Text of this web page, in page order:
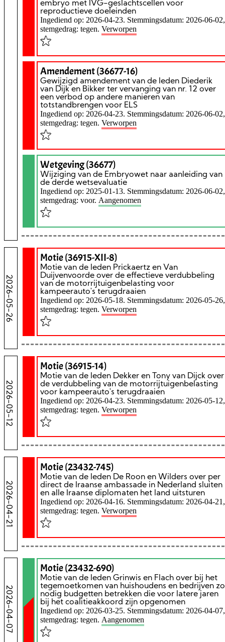
embryo met IVG-geslachtscellen voor
reproductieve doeleinden
Ingediend op: 2026-04-23. Stemmingsdatum: 2026-06-02,
stemgedrag: tegen. Verworpen
Amendement (36677-16)
Gewijzigd amendement van de leden Diederik
van Dijk en Bikker ter vervanging van nr. 12 over
een verbod op andere manieren van
totstandbrengen voor ELS
Ingediend op: 2026-04-23. Stemmingsdatum: 2026-06-02,
stemgedrag: tegen. Verworpen
Wetgeving (36677)
Wijziging van de Embryowet naar aanleiding van
de derde wetsevaluatie
Ingediend op: 2025-01-13. Stemmingsdatum: 2026-06-02,
stemgedrag: voor. Aangenomen
2026-05-26
Motie (36915-XII-8)
Motie van de leden Prickaertz en Van
Duijvenvoorde over de effectieve verdubbeling
van de motorrijtuigenbelasting voor
kampeerauto's terugdraaien
Ingediend op: 2026-05-18. Stemmingsdatum: 2026-05-26,
stemgedrag: tegen. Verworpen
2026-05-12
Motie (36915-14)
Motie van de leden Dekker en Tony van Dijck over
de verdubbeling van de motorrijtuigenbelasting
voor kampeerauto's terugdraaien
Ingediend op: 2026-04-23. Stemmingsdatum: 2026-05-12,
stemgedrag: tegen. Verworpen
2026-04-21
Motie (23432-745)
Motie van de leden De Roon en Wilders over per
direct de Iraanse ambassade in Nederland sluiten
en alle Iraanse diplomaten het land uitsturen
Ingediend op: 2026-04-16. Stemmingsdatum: 2026-04-21,
stemgedrag: tegen. Verworpen
2026-04-07
Motie (23432-690)
Motie van de leden Grinwis en Flach over bij het
tegemoetkomen van huishoudens en bedrijven zo
nodig budgetten betrekken die voor latere jaren
bij het coalitieakkoord zijn opgenomen
Ingediend op: 2026-03-25. Stemmingsdatum: 2026-04-07,
stemgedrag: tegen. Aangenomen